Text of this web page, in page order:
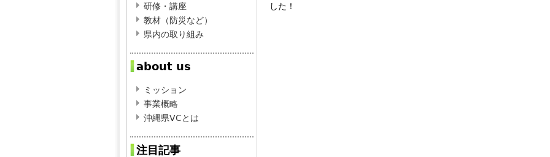
した！
研修・講座
教材（防災など）
県内の取り組み
about us
ミッション
事業概略
沖縄県VCとは
注目記事